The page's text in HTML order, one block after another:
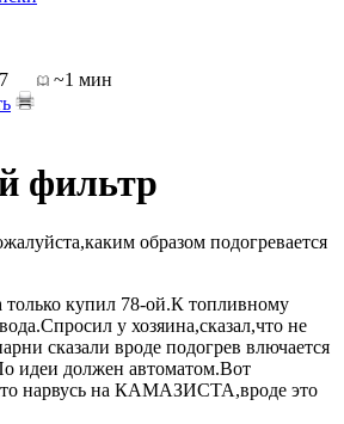
~1 мин
фильтр
образом подогревается
только купил 78-ой.К топливному
у хозяина,сказал,что не
сказали вроде подогрев влючается
идеи должен автоматом.Вот
нарвусь на КАМАЗИСТА,вроде это